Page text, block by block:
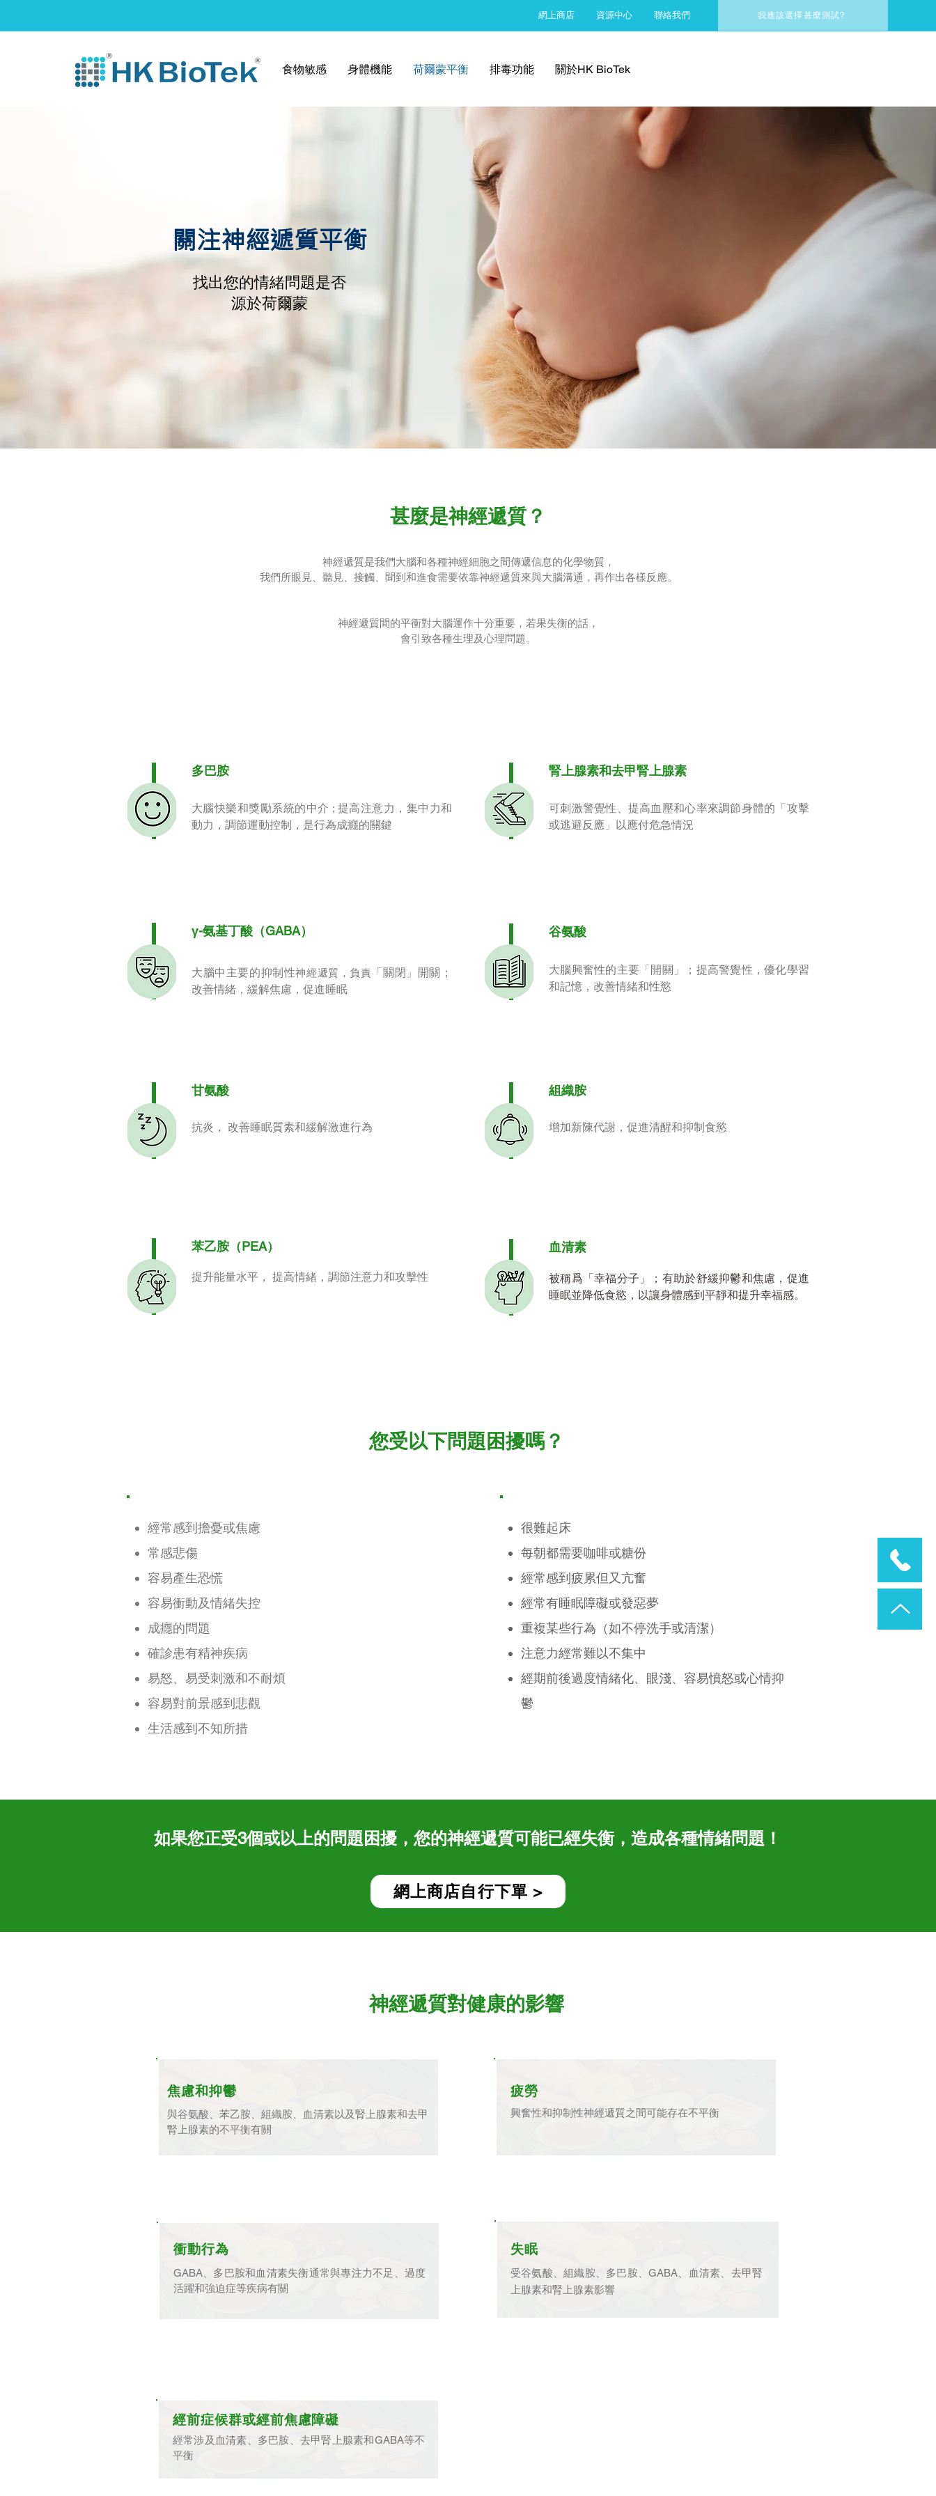
網上商店 資源中心 聯絡我們 我應該選擇甚麼測試?
食物敏感 身體機能 荷爾蒙平衡 排毒功能 關於HK BioTek
關注神經遞質平衡
找出您的情緒問題是否
源於荷爾蒙
甚麼是神經遞質？
神經遞質是我們大腦和各種神經細胞之間傳遞信息的化學物質，
我們所眼見、聽見、接觸、聞到和進食需要依靠神經遞質來與大腦溝通，再作出各樣反應。
神經遞質間的平衝對大腦運作十分重要，若果失衡的話，
會引致各種生理及心理問題。
多巴胺
大腦快樂和獎勵系統的中介 ; 提高注意力，集中力和
動力，調節運動控制，是行為成癮的關鍵
腎上腺素和去甲腎上腺素
可刺激警覺性、提高血壓和心率來調節身體的「攻擊
或逃避反應」以應付危急情況
γ-氨基丁酸（GABA）
大腦中主要的抑制性神經遞質，負責 「關閉」開關；
改善情緒，緩解焦慮，促進睡眠
谷氨酸
大腦興奮性的主要「開關」；提高警覺性，優化學習
和記憶，改善情緒和性慾
甘氨酸
抗炎， 改善睡眠質素和緩解激進行為
組織胺
增加新陳代謝，促進清醒和抑制食慾
苯乙胺（PEA）
提升能量水平， 提高情緒，調節注意力和攻擊性
血清素
被稱爲「幸福分子」；有助於舒緩抑鬱和焦慮，促進
睡眠並降低食慾，以讓身體感到平靜和提升幸福感。
您受以下問題困擾嗎？
經常感到擔憂或焦慮
常感悲傷
容易產生恐慌
容易衝動及情緒失控
成癮的問題
確診患有精神疾病
易怒、易受刺激和不耐煩
容易對前景感到悲觀
生活感到不知所措
很難起床
每朝都需要咖啡或糖份
經常感到疲累但又亢奮
經常有睡眠障礙或發惡夢
重複某些行為（如不停洗手或清潔）
注意力經常難以不集中
經期前後過度情緒化、眼淺、容易憤怒或心情抑
鬱
如果您正受3個或以上的問題困擾，您的神經遞質可能已經失衡，造成各種情緒問題！
網上商店自行下單 >
神經遞質對健康的影響
焦慮和抑鬱
與谷氨酸、苯乙胺、組織胺、血清素以及腎上腺素和去甲
腎上腺素的不平衡有關
衝動行為
GABA、多巴胺和血清素失衡通常與專注力不足、過度
活躍和強迫症等疾病有關
疲勞
興奮性和抑制性神經遞質之間可能存在不平衡
失眠
受谷氨酸、組織胺、多巴胺、GABA、血清素、去甲腎
上腺素和腎上腺素影響
經前症候群或經前焦慮障礙
經常涉及血清素、多巴胺、去甲腎上腺素和GABA等不
平衡